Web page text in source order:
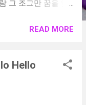
그 조그만 꿈을 잊
어 놀고 싶어 조그
을 날면 내 마음에도
알 수 없잖아 왜 어
READ MORE
Hello